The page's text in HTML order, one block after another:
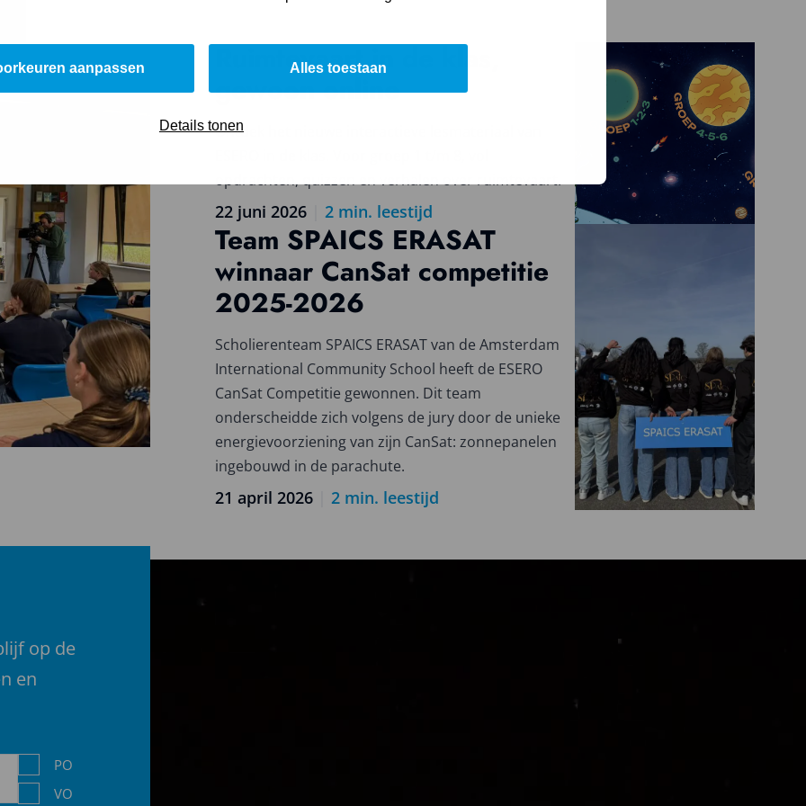
aanpassen Alles toestaan
Details tonen
Ruimtevaart in de klas,
gewoon online
Ontdek het nieuwe interactieve lesmateriaal van
opdrachten, quizzen en verhalen over ruimtevaart.
22 juni 2026 2 min. leestijd
over
in
klas,
gewoon
online
Team SPAICS ERASAT
winnaar CanSat competitie
2025-2026
Scholierenteam SPAICS ERASAT van de Amsterdam
International Community School heeft de ESERO
CanSat Competitie gewonnen. Dit team
onderscheidde zich volgens de jury door de unieke
energievoorziening van zijn CanSat: zonnepanelen
ingebouwd in de parachute.
21 april 2026 2 min. leestijd
Lees
meer
over
Team
ERASAT
winnaar
CanSat
competitie
2025-
2026
op de
en
Niveau
PO
VO